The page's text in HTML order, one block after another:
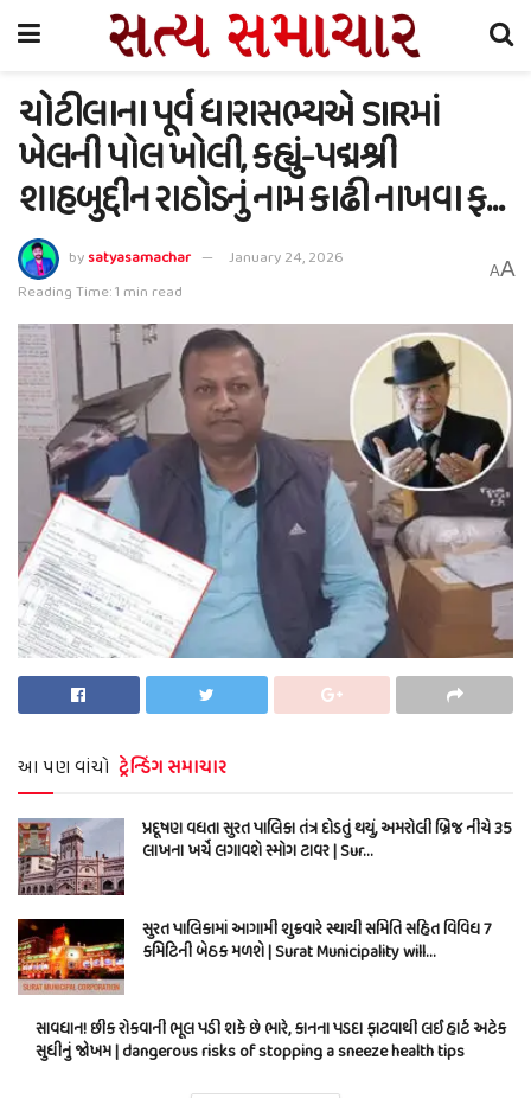
ચોટીલાના પૂર્વ ધારાસભ્યએ SIRમાં
ખેલની પોલ ખોલી, કહ્યું-પદ્મશ્રી
શાહબુદ્દીન રાઠોડનું નામ કાઢી નાખવા ફ…
bysatyasamachar
January 24, 2026
Reading Time: 1 min read
AA
આ પણ વાંચો ટ્રેન્ડિંગ સમાચાર
પ્રદૂષણ વધતા સુરત પાલિકા તંત્ર દોડતું થયું, અમરોલી બ્રિજ નીચે 35
લાખના ખર્ચે લગાવશે સ્મોગ ટાવર | Sur…
સુરત પાલિકામાં આગામી શુક્રવારે સ્થાયી સમિતિ સહિત વિવિધ 7
કમિટિની બેઠક મળશે | Surat Municipality will…
સાવધાન! છીંક રોકવાની ભૂલ પડી શકે છે ભારે, કાનના પડદા ફાટવાથી લઈ હાર્ટ અટેક
સુધીનું જોખમ | dangerous risks of stopping a sneeze health tips